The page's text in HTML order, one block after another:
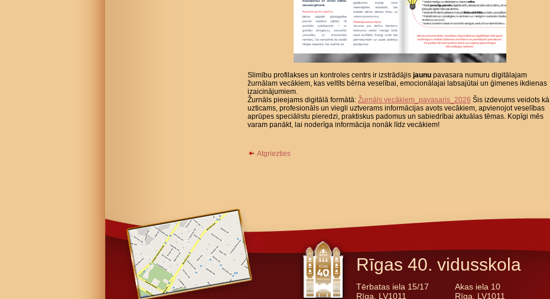
Slimību profilakses un kontroles centrs ir izstrādājis jaunu pavasara numuru digitālajam
žurnālam vecākiem, kas veltīts bērna veselībai, emocionālajai labsajūtai un ģimenes ikdienas
izaicinājumiem.
Žurnāls pieejams digitālā formātā: Žurnāls vecākiem_pavasaris_2026 Šis izdevums veidots kā
uzticams, profesionāls un viegli uztverams informācijas avots vecākiem, apvienojot veselības
aprūpes speciālistu pieredzi, praktiskus padomus un sabiedrībai aktuālas tēmas. Kopīgi mēs
varam panākt, lai noderīga informācija nonāk līdz vecākiem!
Atgriezties
Rīgas 40. vidusskola
Tērbatas iela 15/17
Rīga, LV1011
Akas iela 10
Rīga, LV1011